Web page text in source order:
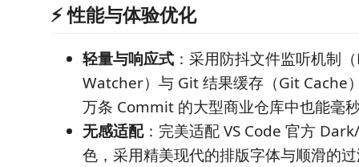
⚡ 性能与体验优化
轻量与响应式 ：采用防抖文件监听机制
Watcher）与 Git 结果缓存（Git Cache
万条 Commit 的大型商业仓库中也能毫
无感适配：完美适配 VS Code 官方
色，采用精美现代的排版字体与顺滑的